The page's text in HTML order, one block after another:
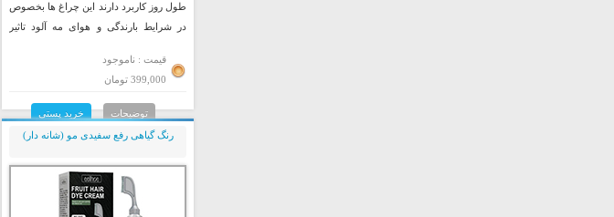
طول روز کاربرد دارند این چراغ ها بخصوص
در شرایط بارندگی و هوای مه آلود تاثیر
مدل بسیار جذاب و جدید دی لایت
،فلکسیبل کاپوت خودرو است که دارای
نوردهی بسیار زیبا و یکدست به رنگ سفید
قیمت : ناموجود
399,000 تومان
توضیحات خرید پستی
رنگ گیاهی رفع سفیدی مو (شانه دار)